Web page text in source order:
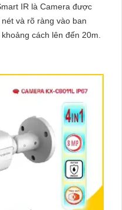
IR là Camera được
và rõ ràng vào ban
cách lên đến 20m.